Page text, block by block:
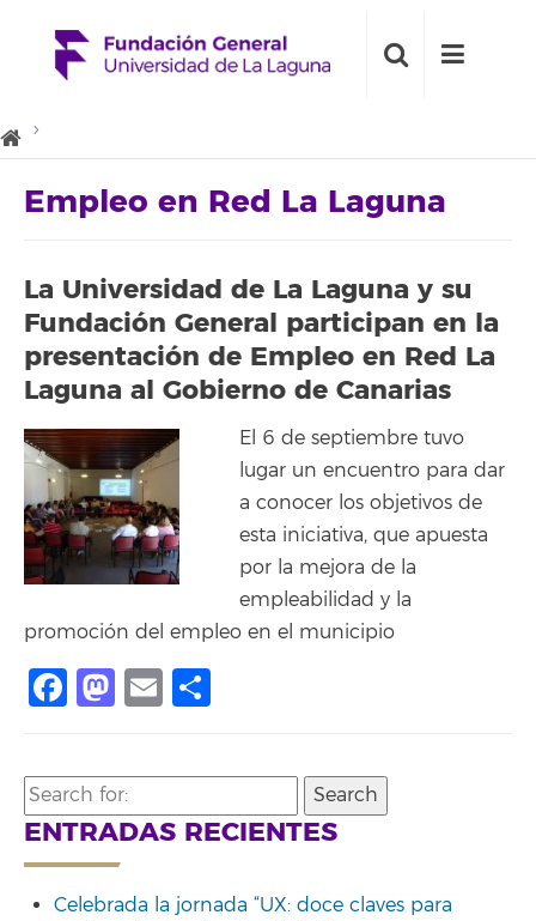
Empleo en Red La Laguna
La Universidad de La Laguna y su
Fundación General participan en la
presentación de Empleo en Red La
Laguna al Gobierno de Canarias
El 6 de septiembre tuvo
lugar un encuentro para dar
a conocer los objetivos de
esta iniciativa, que apuesta
por la mejora de la
empleabilidad y la
promoción del empleo en el municipio
Facebook
Mastodon
Email
Search
for:
ENTRADAS RECIENTES
Celebrada la jornada “UX: doce claves para